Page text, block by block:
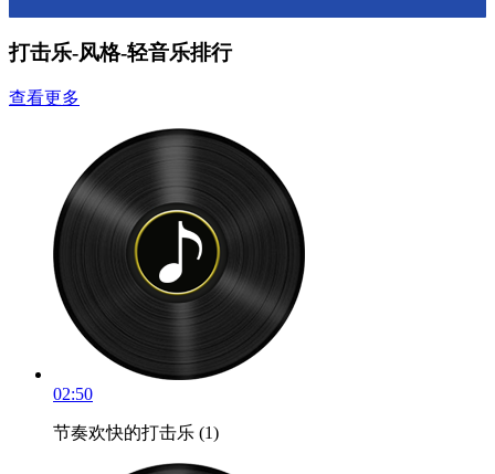
打击乐-风格-轻音乐排行
查看更多
02:50
节奏欢快的打击乐 (1)